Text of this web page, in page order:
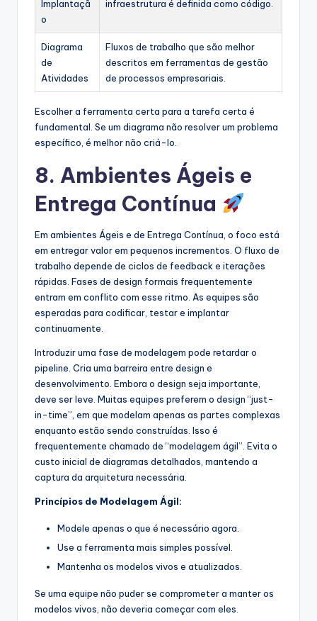
Implantaçã
o
infraestrutura é definida como código.
Diagrama
de
Atividades
Fluxos de trabalho que são melhor
descritos em ferramentas de gestão
de processos empresariais.
Escolher a ferramenta certa para a tarefa certa é
fundamental. Se um diagrama não resolver um problema
específico, é melhor não criá-lo.
8. Ambientes Ágeis e
Entrega Contínua
Em ambientes Ágeis e de Entrega Contínua, o foco está
em entregar valor em pequenos incrementos. O fluxo de
trabalho depende de ciclos de feedback e iterações
rápidas. Fases de design formais frequentemente
entram em conflito com esse ritmo. As equipes são
esperadas para codificar, testar e implantar
continuamente.
Introduzir uma fase de modelagem pode retardar o
pipeline. Cria uma barreira entre design e
desenvolvimento. Embora o design seja importante,
deve ser leve. Muitas equipes preferem o design “just-
in-time”, em que modelam apenas as partes complexas
enquanto estão sendo construídas. Isso é
frequentemente chamado de “modelagem ágil”. Evita o
custo inicial de diagramas detalhados, mantendo a
captura da arquitetura necessária.
Princípios de Modelagem Ágil:
Modele apenas o que é necessário agora.
Use a ferramenta mais simples possível.
Mantenha os modelos vivos e atualizados.
Se uma equipe não puder se comprometer a manter os
modelos vivos, não deveria começar com eles.